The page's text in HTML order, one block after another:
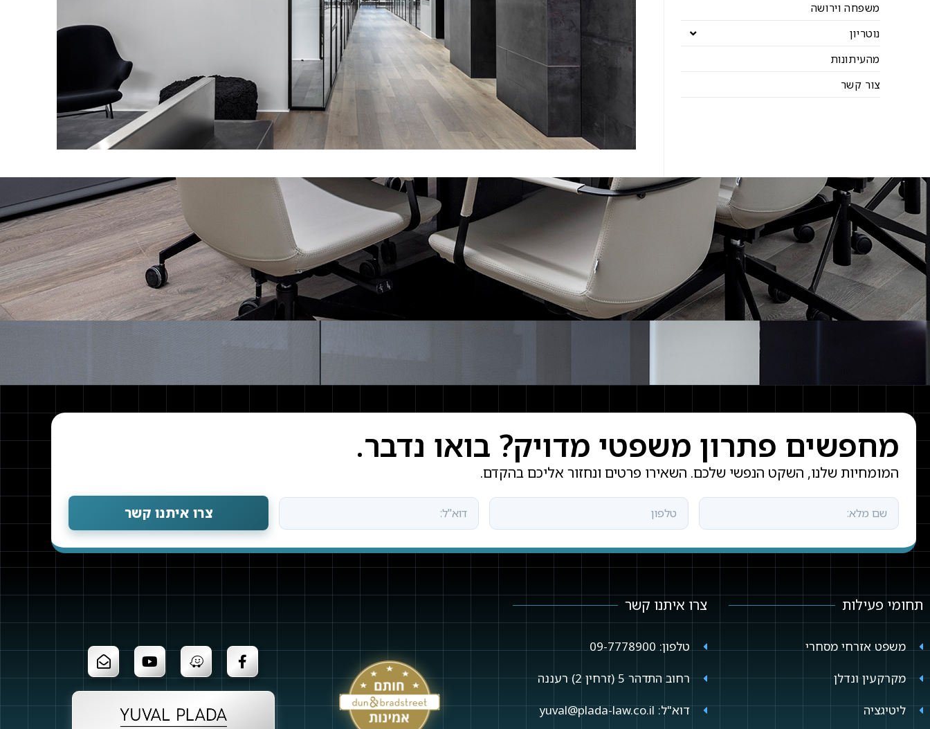
משפחה וירושה
נוטריון
מהעיתונות
צור קשר
מחפשים פתרון משפטי מדויק? בואו נדבר.
המומחיות שלנו, השקט הנפשי שלכם. השאירו פרטים ונחזור אליכם בהקדם.
צרו איתנו קשר
תחומי פעילות
משפט אזרחי מסחרי
מקרקעין ונדלן
ליטיגציה
צרו איתנו קשר
טלפון: 09-7778900
רחוב התדהר 5 (זרחין 2) רעננה
דוא"ל: yuval@plada-law.co.il